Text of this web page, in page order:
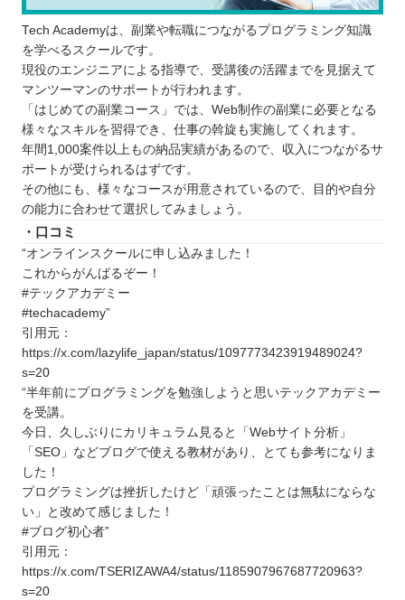
Tech Academyは、副業や転職につながるプログラミング知識
を学べるスクールです。
現役のエンジニアによる指導で、受講後の活躍までを見据えて
マンツーマンのサポートが行われます。
「はじめての副業コース」では、Web制作の副業に必要となる
様々なスキルを習得でき、仕事の斡旋も実施してくれます。
年間1,000案件以上もの納品実績があるので、収入につながるサ
ポートが受けられるはずです。
その他にも、様々なコースが用意されているので、目的や自分
の能力に合わせて選択してみましょう。
・口コミ
“オンラインスクールに申し込みました！
これからがんばるぞー！
#テックアカデミー
#techacademy”
引用元：
https://x.com/lazylife_japan/status/1097773423919489024?
s=20
“半年前にプログラミングを勉強しようと思いテックアカデミー
を受講。
今日、久しぶりにカリキュラム見ると「Webサイト分析」
「SEO」などブログで使える教材があり、とても参考になりま
した！
プログラミングは挫折したけど「頑張ったことは無駄にならな
い」と改めて感じました！
#ブログ初心者”
引用元：
https://x.com/TSERIZAWA4/status/1185907967687720963?
s=20